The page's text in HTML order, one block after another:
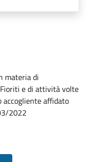
materia di
e di attività volte
accogliente affidato
2022